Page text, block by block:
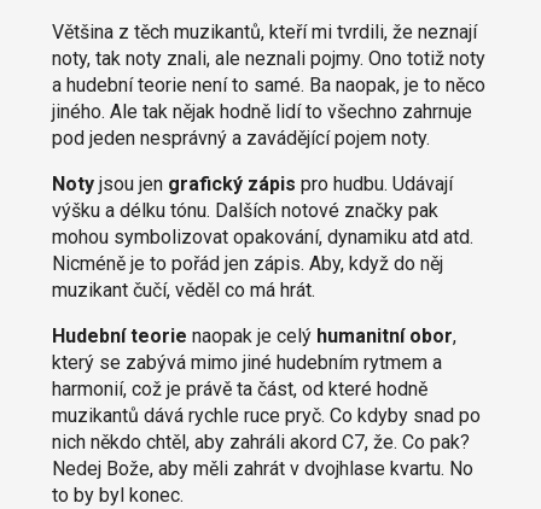
Většina z těch muzikantů, kteří mi tvrdili, že neznají
noty, tak noty znali, ale neznali pojmy. Ono totiž noty
a hudební teorie není to samé. Ba naopak, je to něco
jiného. Ale tak nějak hodně lidí to všechno zahrnuje
pod jeden nesprávný a zavádějící pojem noty.
Notyjsou jen grafický zápis pro hudbu. Udávají
výšku a délku tónu. Dalších notové značky pak
mohou symbolizovat opakování, dynamiku atd atd.
Nicméně je to pořád jen zápis. Aby, když do něj
muzikant čučí, věděl co má hrát.
Hudební teorie naopak je celýhumanitní obor,
který se zabývá mimo jiné hudebním rytmem a
harmonií, což je právě ta část, od které hodně
muzikantů dává rychle ruce pryč. Co kdyby snad po
nich někdo chtěl, aby zahráli akord C7, že. Co pak?
Nedej Bože, aby měli zahrát v dvojhlase kvartu. No
to by byl konec.